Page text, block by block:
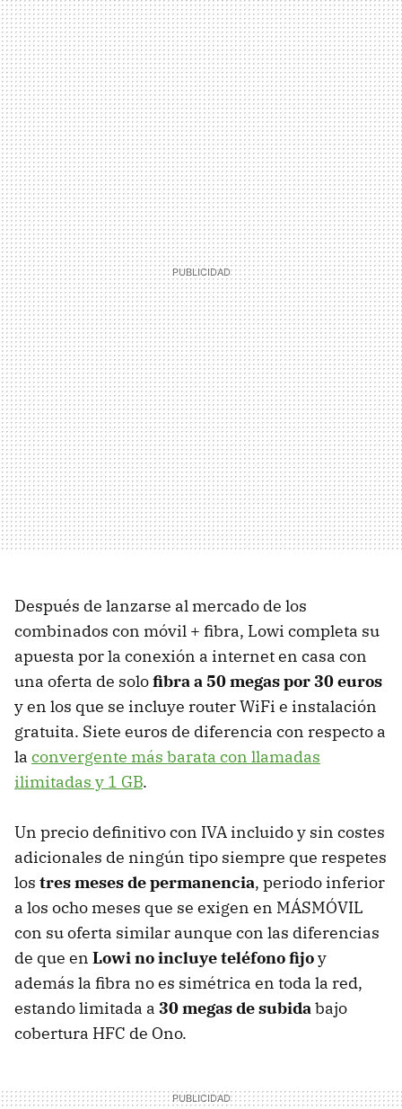
Después de lanzarse al mercado de los
combinados con móvil + fibra, Lowi completa su
apuesta por la conexión a internet en casa con
una oferta de solofibra a 50 megas por 30 euros
y en los que se incluye router WiFi e instalación
gratuita. Siete euros de diferencia con respecto a
la convergente más barata con llamadas
ilimitadas y 1 GB.
Un precio definitivo con IVA incluido y sin costes
adicionales de ningún tipo siempre que respetes
los tres meses de permanencia, periodo inferior
a los ocho meses que se exigen en MÁSMÓVIL
con su oferta similar aunque con las diferencias
de que en Lowi no incluye teléfono fijoy
además la fibra no es simétrica en toda la red,
estando limitada a 30 megas de subidabajo
cobertura HFC de Ono.